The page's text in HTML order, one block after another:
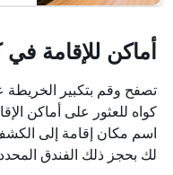
أماكن للإقامة في
تصفح وقم بتكبير الخريطة
كواه للعثور على أماكن
اسم مكان إقامة إلى
لك بحجز ذلك الفندق